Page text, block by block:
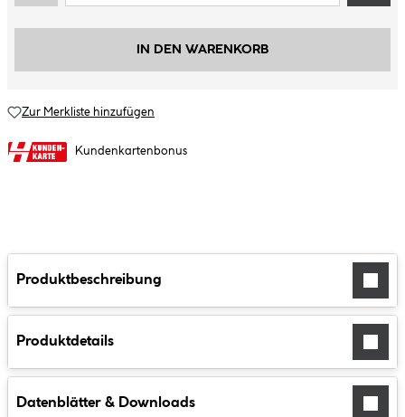
IN DEN WARENKORB
Zur Merkliste hinzufügen
Kundenkartenbonus
Produktbeschreibung
Produktdetails
Datenblätter & Downloads